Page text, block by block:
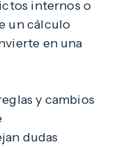
internos o
un cálculo
en una
y cambios
dudas